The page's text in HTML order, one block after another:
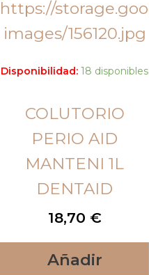
Disponibilidad: 18 disponibles
COLUTORIO
PERIO AID
MANTENI 1L
DENTAID
18,70 €
Añadir